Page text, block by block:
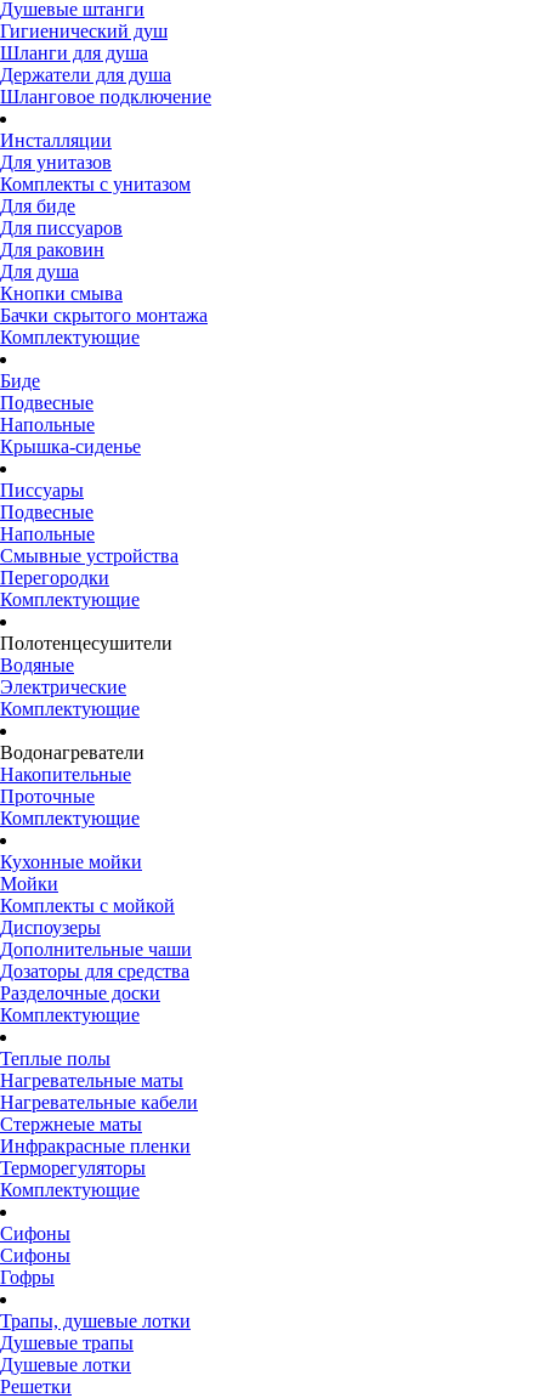
Душевые штанги
Гигиенический душ
Шланги для душа
Держатели для душа
Шланговое подключение
Инсталляции
Для унитазов
Комплекты с унитазом
Для биде
Для писсуаров
Для раковин
Для душа
Кнопки смыва
Бачки скрытого монтажа
Комплектующие
Биде
Подвесные
Напольные
Крышка-сиденье
Писсуары
Подвесные
Напольные
Смывные устройства
Перегородки
Комплектующие
Полотенцесушители
Водяные
Электрические
Комплектующие
Водонагреватели
Накопительные
Проточные
Комплектующие
Кухонные мойки
Мойки
Комплекты с мойкой
Диспоузеры
Дополнительные чаши
Дозаторы для средства
Разделочные доски
Комплектующие
Теплые полы
Нагревательные маты
Нагревательные кабели
Стержнеые маты
Инфракрасные пленки
Терморегуляторы
Комплектующие
Сифоны
Сифоны
Гофры
Трапы, душевые лотки
Душевые трапы
Душевые лотки
Решетки